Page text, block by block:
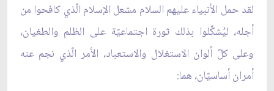
لقد حمل الأنبياء عليهم السلام مشعل الإسلام الّذي كافحوا من
أجله، ليُشكِّلوا بذلك ثورة اجتماعيّة على الظلم والطغيان،
وعلى كلّ ألوان الاستغلال والاستعباد، الأمر الّذي نجم عنه
أمران أساسيّان، هما: